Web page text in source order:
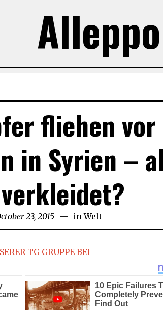
Alleppo
fliehen vor
in Syrien –
23, 2015 November
21,
in Welt
TG GRUPPE BEI